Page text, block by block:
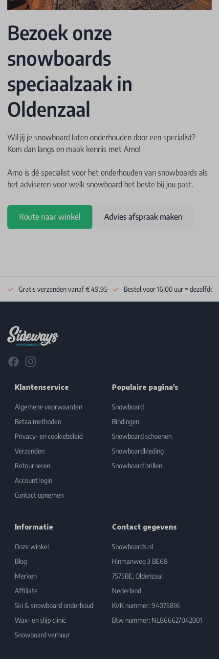
Bezoek onze
snowboards
speciaalzaak in
Oldenzaal
Wil jij je snowboard laten onderhouden door een specialist?
Kom dan langs en maak kennis met Arno!
Arno is dé specialist voor het onderhouden van snowboards als
het adviseren voor welk snowboard het beste bij jou past.
Route naar winkel Advies afspraak maken
Gratis verzenden vanaf € 49.95 Bestel voor 16:00 uur = dezelfde
FacebookInstagram
Klantenservice
Algemene voorwaarden
Betaalmethoden
Privacy- en cookiebeleid
Verzenden
Retourneren
Account login
Contact opnemen
Populaire pagina's
Snowboard
Bindingen
Snowboard schoenen
Snowboardkleding
Snowboard brillen
Informatie
Onze winkel
Blog
Merken
Affiliate
Ski & snowboard onderhoud
Wax- en slijp clinic
Snowboard verhuur
Contact gegevens
Snowboards.nl
Hinmanweg 3 BE68
7575BE, Oldenzaal
Nederland
KVK nummer: 94075816
Btw nummer: NL866627042B01